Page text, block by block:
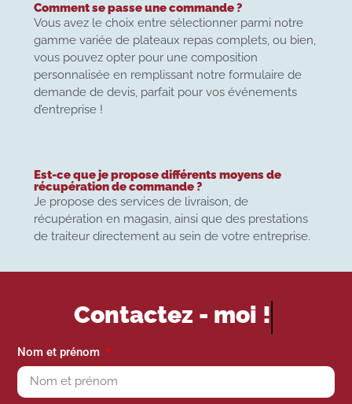
Comment se passe une commande ?
Vous avez le choix entre sélectionner parmi notre
gamme variée de plateaux repas complets, ou bien,
vous pouvez opter pour une composition
personnalisée en remplissant notre formulaire de
demande de devis, parfait pour vos événements
d’entreprise !
Est-ce que je propose différents moyens de
récupération de commande ?
Je propose des services de livraison, de
récupération en magasin, ainsi que des prestations
de traiteur directement au sein de votre entreprise.
Contactez - moi !
Nom et prénom